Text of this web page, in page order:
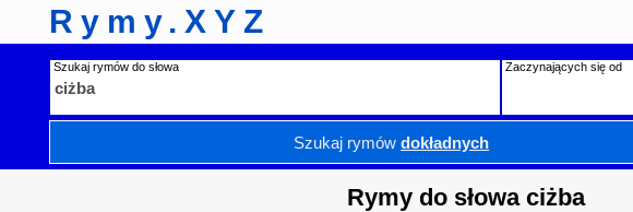
Rymy.XYZ
Szukaj rymów do słowa Zaczynających się od
Szukaj rymówdokładnych
Rymy do słowa ciżba